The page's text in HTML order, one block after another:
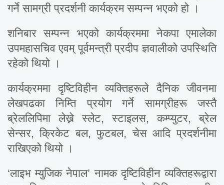
गर्ने सामग्री प्रदर्शनी कार्यक्रम सम्पन्न भएको हो ।
शनिबार सम्पन्न भएकाे कार्यक्रममा नेकपा एमालेका
उपमहासचिव एवम् पूर्वमन्त्री प्रदीप ज्ञवालीको उपस्थिति
रहेको थियो ।
कार्यक्रममा दृष्टिविहीन व्यक्तिहरूले दैनिक जीवनमा
लेखपढका निम्ति प्रयोग गर्ने सामग्रीहरू जस्तै
ब्रेललिपिमा लेख्ने स्लेट, स्टाइलस, कम्प्युटर, ब्रेल
सेन्सर, क्रिकेट बल, फुटबल, चेस आदि प्रदर्शनीमा
राखिएको थियो ।
‘लाइभ म्युजिक नेपाल’ नामक दृष्टिविहीन व्यक्तिहरूद्वारा